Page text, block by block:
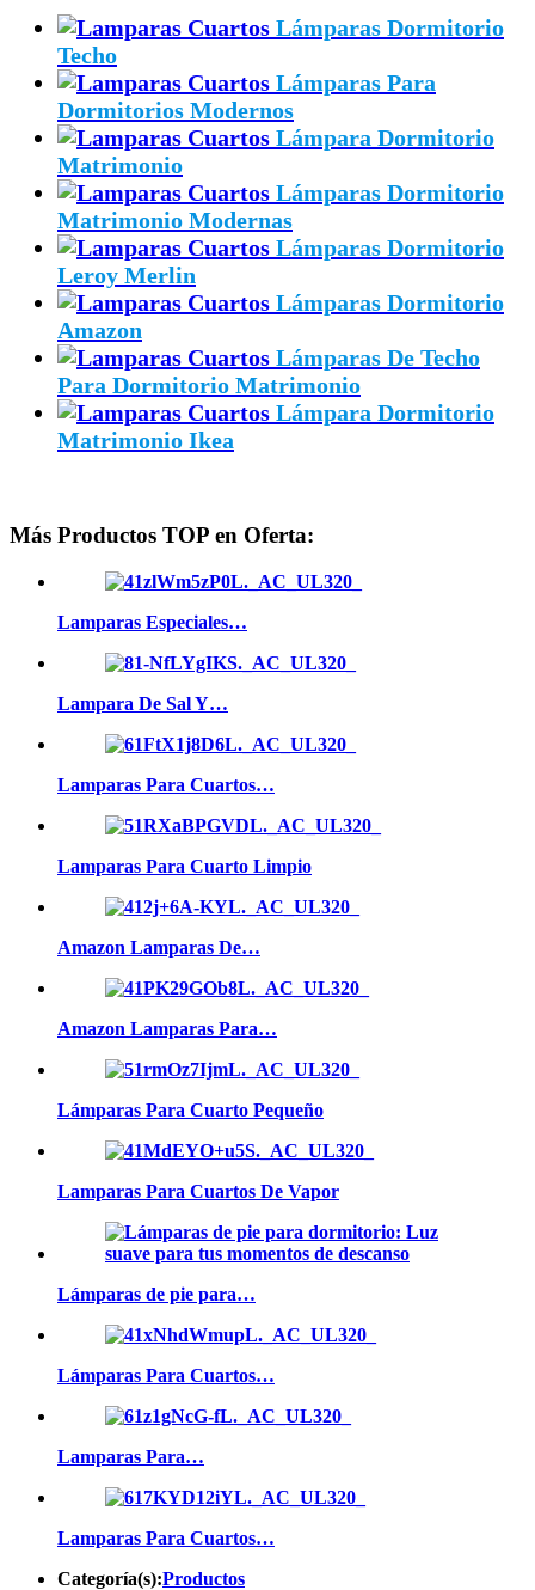
Lámparas Dormitorio
Techo
Lámparas Para
Dormitorios Modernos
Lámpara Dormitorio
Matrimonio
Lámparas Dormitorio
Matrimonio Modernas
Lámparas Dormitorio
Leroy Merlin
Lámparas Dormitorio
Amazon
Lámparas De Techo
Para Dormitorio Matrimonio
Lámpara Dormitorio
Matrimonio Ikea
Más Productos TOP en Oferta:
Lamparas Especiales…
Lampara De Sal Y…
Lamparas Para Cuartos…
Lamparas Para Cuarto Limpio
Amazon Lamparas De…
Amazon Lamparas Para…
Lámparas Para Cuarto Pequeño
Lamparas Para Cuartos De Vapor
Lámparas de pie para…
Lámparas Para Cuartos…
Lamparas Para…
Lamparas Para Cuartos…
Categoría(s):Productos